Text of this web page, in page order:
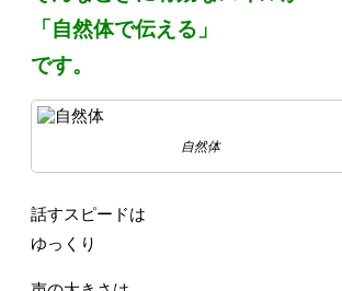
「自然体で伝える」
です。
自然体
話すスピードは
ゆっくり